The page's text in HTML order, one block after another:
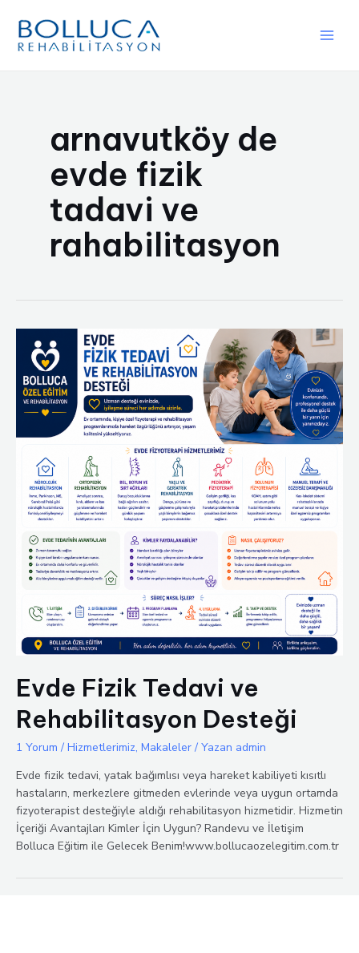
atla
arnavutköy de
evde fizik
tadavi ve
rahabilitasyon
Evde Fizik Tedavi ve
Rehabilitasyon Desteği
1 Yorum / Hizmetlerimiz, Makaleler / Yazan admin
Evde fizik tedavi, yatak bağımlısı veya hareket kabiliyeti kısıtlı
hastaların, merkezlere gitmeden evlerinde veya uygun ortamda
fizyoterapist desteğiyle aldığı rehabilitasyon hizmetidir. Hizmetin
İçeriği Avantajları Kimler İçin Uygun? Randevu ve İletişim
Bolluca Eğitim ile Gelecek Benim!www.bollucaozelegitim.com.tr